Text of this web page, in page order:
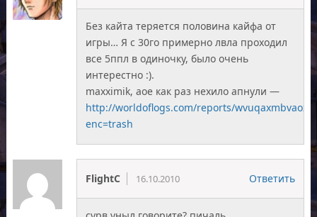
Без кайта теряется половина кайфа от
игры… Я с 30го примерно лвла проходил
все 5ппл в одиночку, было очень
интерестно :).
maxximik, аое как раз нехило апнули —
http://worldoflogs.com/reports/
enc=trash
FlightC 16.10.2010 Ответить